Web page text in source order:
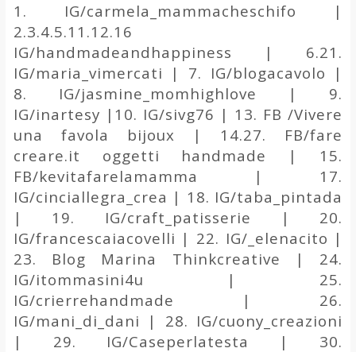
1. IG/carmela_mammacheschifo |
2.3.4.5.11.12.16
IG/handmadeandhappiness | 6.21.
IG/maria_vimercati | 7. IG/blogacavolo |
8. IG/jasmine_momhighlove | 9.
IG/inartesy |10. IG/sivg76 | 13. FB /Vivere
una favola bijoux | 14.27. FB/fare
creare.it oggetti handmade | 15.
FB/kevitafarelamamma | 17.
IG/cinciallegra_crea | 18. IG/taba_pintada
| 19. IG/craft_patisserie | 20.
IG/francescaiacovelli | 22. IG/_elenacito |
23. Blog Marina Thinkcreative | 24.
IG/itommasini4u | 25.
IG/crierrehandmade | 26.
IG/mani_di_dani | 28. IG/cuony_creazioni
| 29. IG/Caseperlatesta | 30.